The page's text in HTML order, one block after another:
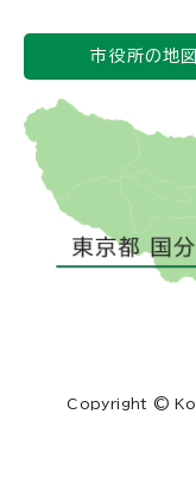
市役所の地図
Copyright ©